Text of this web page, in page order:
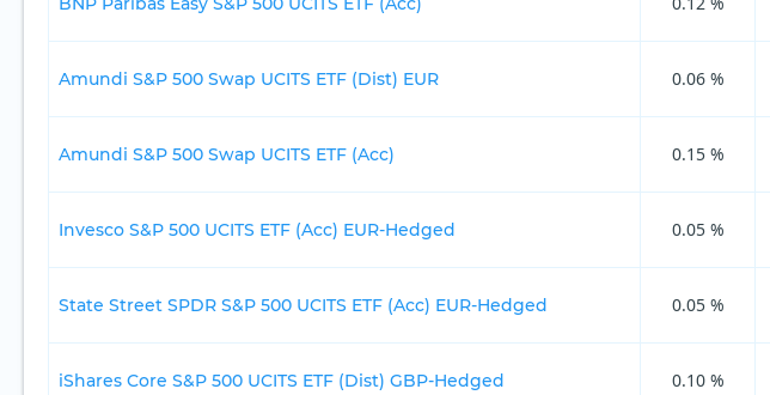
Amundi S&P 500 Swap UCITS ETF (Dist) EUR 0.06 %
Amundi S&P 500 Swap UCITS ETF (Acc) 0.15 %
Invesco S&P 500 UCITS ETF (Acc) EUR-Hedged 0.05 %
State Street SPDR S&P 500 UCITS ETF (Acc) EUR-Hedged 0.05 %
iShares Core S&P 500 UCITS ETF (Dist) GBP-Hedged 0.10 %